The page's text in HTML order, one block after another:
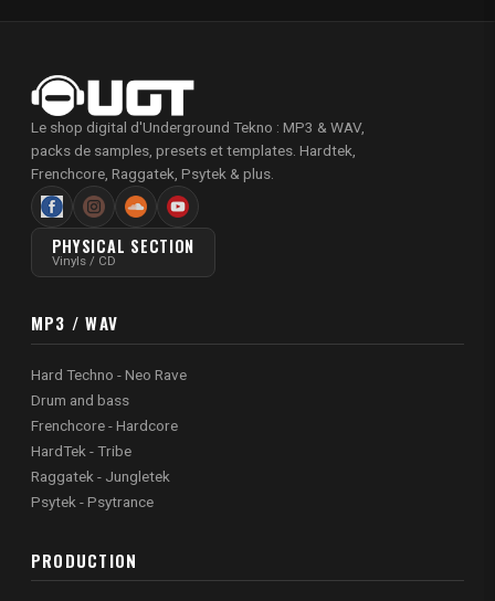
Le shop digital d'Underground Tekno : MP3 & WAV,
packs de samples, presets et templates. Hardtek,
Frenchcore, Raggatek, Psytek & plus.
PHYSICAL SECTION
Vinyls / CD
MP3 / WAV
Hard Techno - Neo Rave
Drum and bass
Frenchcore - Hardcore
HardTek - Tribe
Raggatek - Jungletek
Psytek - Psytrance
PRODUCTION